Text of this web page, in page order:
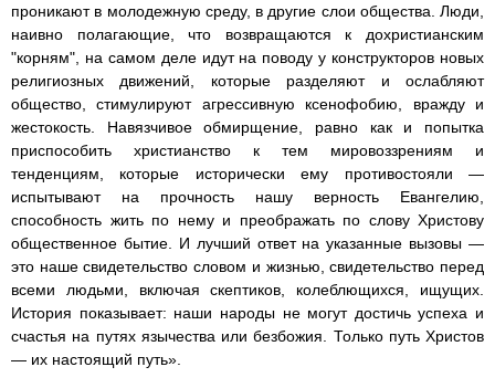
проникают в молодежную среду, в другие слои общества. Люди,
наивно полагающие, что возвращаются к дохристианским
"корням", на самом деле идут на поводу у конструкторов новых
религиозных движений, которые разделяют и ослабляют
общество, стимулируют агрессивную ксенофобию, вражду и
жестокость. Навязчивое обмирщение, равно как и попытка
приспособить христианство к тем мировоззрениям и
тенденциям, которые исторически ему противостояли —
испытывают на прочность нашу верность Евангелию,
способность жить по нему и преображать по слову Христову
общественное бытие. И лучший ответ на указанные вызовы —
это наше свидетельство словом и жизнью, свидетельство перед
всеми людьми, включая скептиков, колеблющихся, ищущих.
История показывает: наши народы не могут достичь успеха и
счастья на путях язычества или безбожия. Только путь Христов
— их настоящий путь».